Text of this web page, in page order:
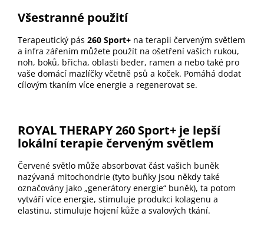
Všestranné použití
Terapeutický pás 260 Sport+ na terapii červeným světlem
a infra zářením můžete použít na ošetření vašich rukou,
noh, boků, břicha, oblasti beder, ramen a nebo také pro
vaše domácí mazlíčky včetně psů a koček. Pomáhá dodat
cílovým tkaním více energie a regenerovat se.
ROYAL THERAPY 260 Sport+ je lepší
lokální terapie červeným světlem
Červené světlo může absorbovat část vašich buněk
nazývaná mitochondrie (tyto buňky jsou někdy také
označovány jako „generátory energie“ buněk), ta potom
vytváří více energie, stimuluje produkci kolagenu a
elastinu, stimuluje hojení kůže a svalových tkání.